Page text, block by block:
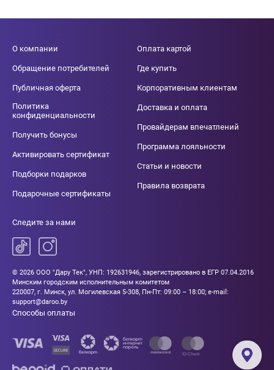
О компании
Обращение потребителей
Публичная оферта
Политика
конфиденциальности
Получить бонусы
Активировать сертификат
Подборки подарков
Подарочные сертификаты
Оплата картой
Где купить
Корпоративным клиентам
Доставка и оплата
Провайдерам впечатлений
Программа лояльности
Статьи и новости
Правила возврата
Следите за нами
© 2026 ООО "Дару Тек", УНП: 192631946, зарегистрировано в ЕГР 07.04.2016
Минским городским исполнительным комитетом
220007, г. Минск, ул. Могилевская 5-308, Пн-Пт: 09:00 – 18:00; e-mail:
support@daroo.by
Способы оплаты